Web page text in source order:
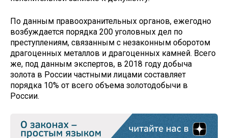
По данным правоохранительных органов, ежегодно
возбуждается порядка 200 уголовных дел по
преступлениям, связанным с незаконным оборотом
драгоценных металлов и драгоценных камней. Всего
же, под данным экспертов, в 2018 году добыча
золота в России частными лицами составляет
порядка 10% от всего объема золотодобычи в
России.